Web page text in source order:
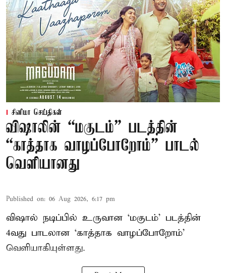
சினிமா செய்திகள்
விஷாலின் “மகுடம்” படத்தின்
“காத்தாக வாழப்போறோம்” பாடல்
வெளியானது
Published on: 06 Aug 2026, 6:17 pm
விஷால் நடிப்பில் உருவான ‘மகுடம்’ படத்தின்
4வது பாடலான ‘காத்தாக வாழப்போறோம்’
வெளியாகியுள்ளது.